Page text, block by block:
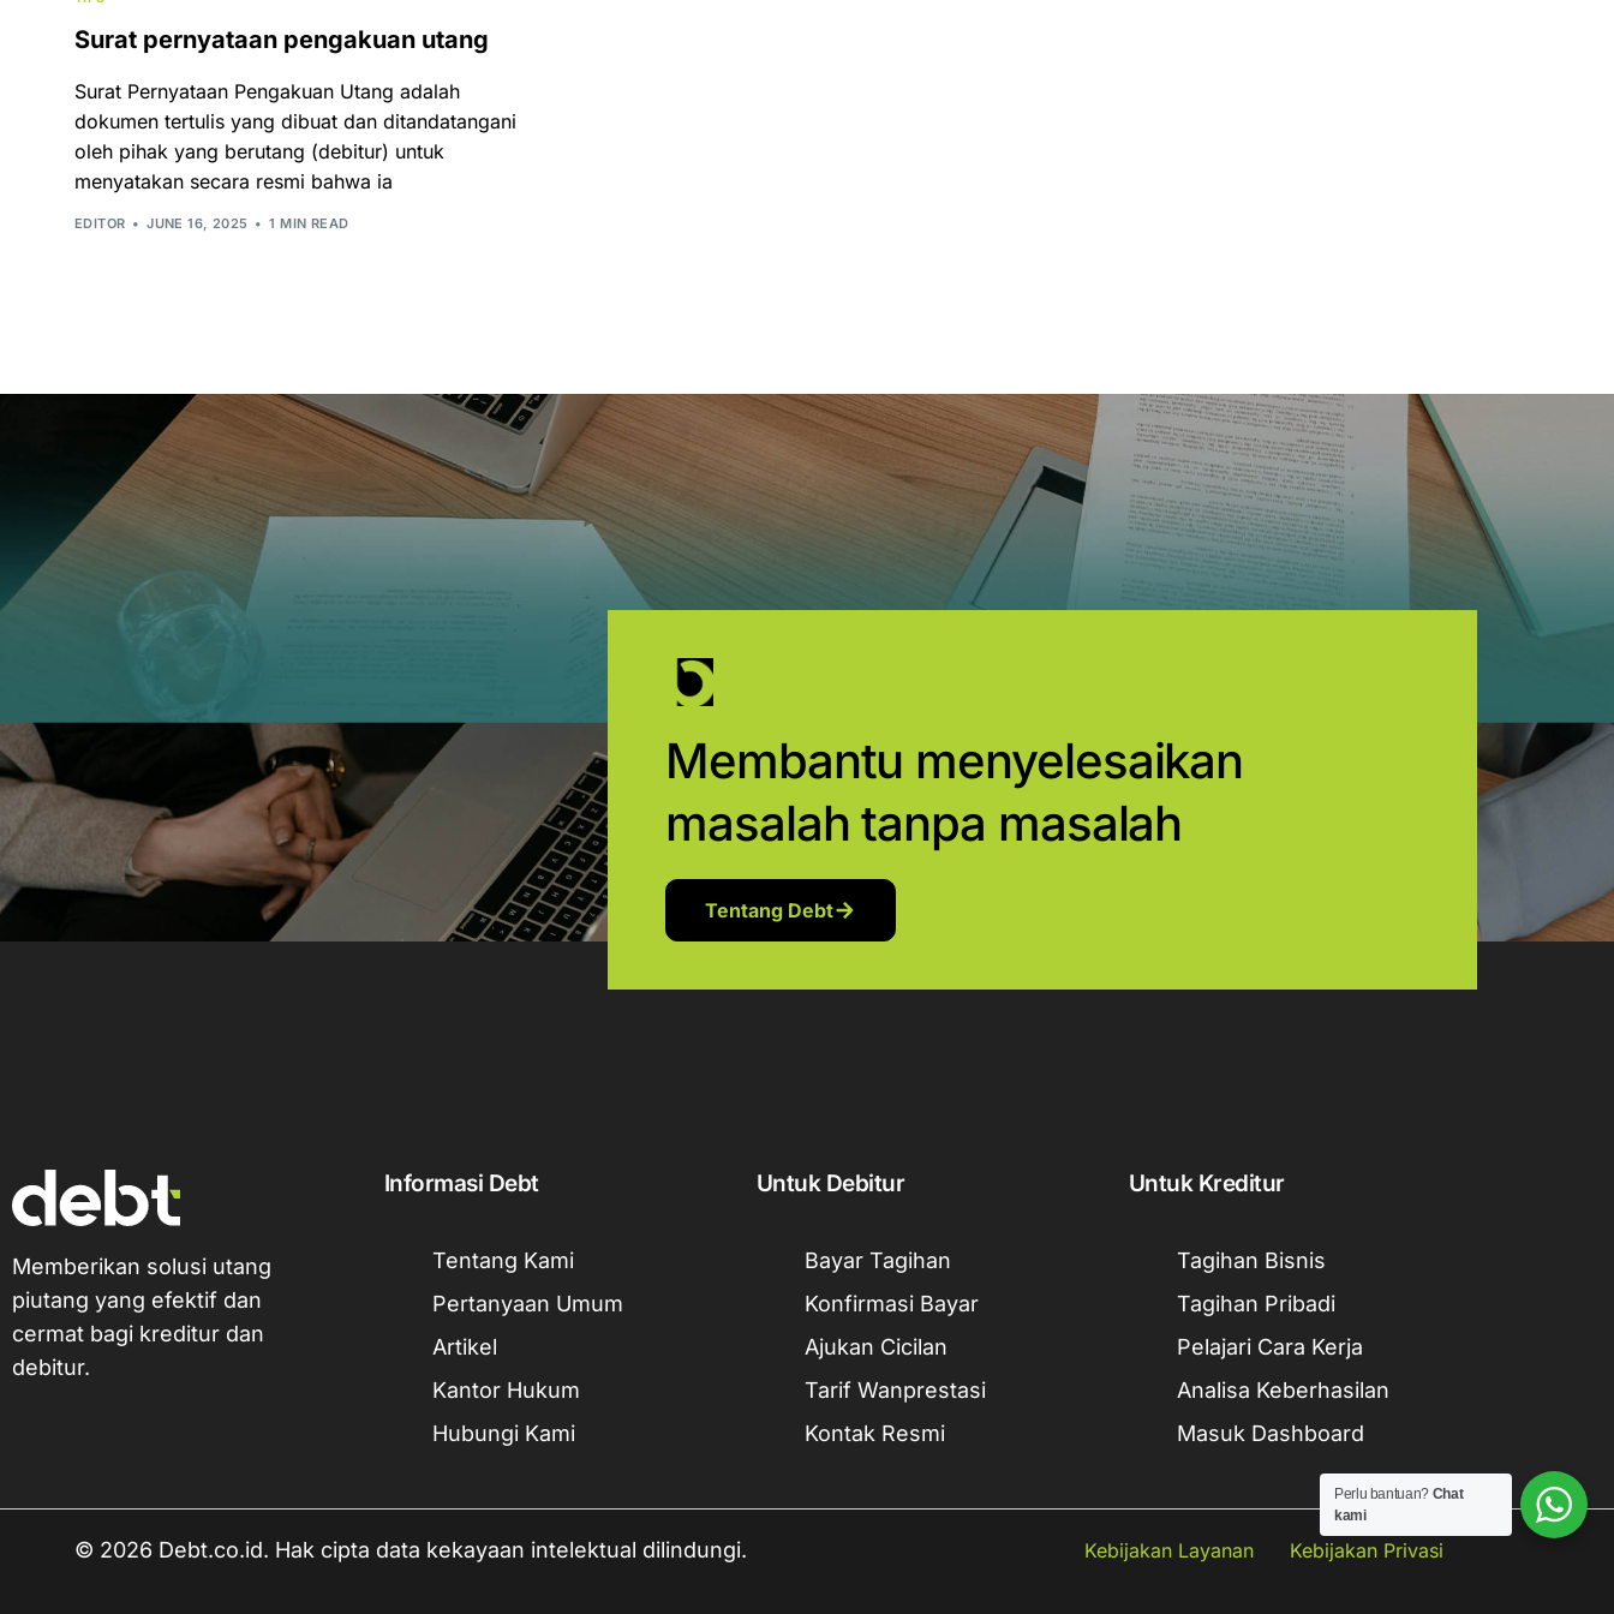
Surat pernyataan pengakuan utang
Surat Pernyataan Pengakuan Utang adalah
dokumen tertulis yang dibuat dan ditandatangani
oleh pihak yang berutang (debitur) untuk
menyatakan secara resmi bahwa ia
EDITOR JUNE 16, 2025 1 MIN READ
Membantu menyelesaikan
masalah tanpa masalah
Tentang Debt
Memberikan solusi utang
piutang yang efektif dan
cermat bagi kreditur dan
debitur.
Informasi Debt
Tentang Kami
Pertanyaan Umum
Artikel
Kantor Hukum
Hubungi Kami
Untuk Debitur
Bayar Tagihan
Konfirmasi Bayar
Ajukan Cicilan
Tarif Wanprestasi
Kontak Resmi
Untuk Kreditur
Tagihan Bisnis
Tagihan Pribadi
Pelajari Cara Kerja
Analisa Keberhasilan
Masuk Dashboard
© 2026 Debt.co.id. Hak cipta data kekayaan intelektual dilindungi. Kebijakan Layanan Kebijakan Privasi
Perlu bantuan? Chat
kami